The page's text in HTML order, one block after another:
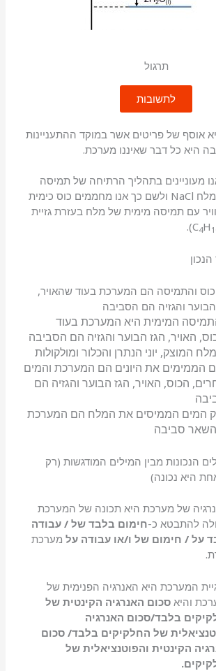
תרגול
לתשובות
אוסף של פריטים אשר במוקד ההתעניינות
היא כל דבר שאיננו מערכת.
מעוניינים בתהליך הרתיחה של תמיסה
מימית של מלח NaCl ולשם כך אנו מחממים כוס כימית
עם תמיסה מימית של מלח בעזרת גזיית
4H
).
והתמיסה הם המערכת בעוד שהאויר,
והגזיה הם הסביבה
המימית היא המערכת בעוד
האויר, הגז הבוער והגזיה הם הסביבה
המוצק, יוני הנתרן והכלור ומולקולות
הממימים את היונים הם המערכת והמים
הכוס, האויר, הגז הבוער והגזיה הם
המים הממיסים את המלח הם המערכת
השאר סביבה
הנכונות מבין המילים המודגשות (רק
היא נכונה)
של מערכת היא תכונה של המערכת
להתבטא כ-חימום בלבד של / עבודה
על / חימום של ו/או עבודה עלמערכת
המערכת היא האנרגיה הפנימית של
והיא סכום האנרגיה הקינטית של
בלבד/סכום האנרגיה
של החלקיקים בלבד/ סכום
הקינטית והפוטנציאלית של